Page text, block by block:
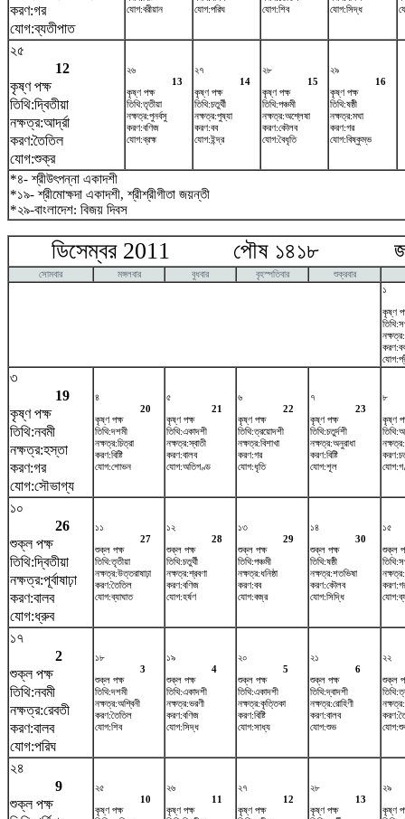
করণ:গর
যোগ:ব্যতীপাত
যোগ:বরীয়ান
যোগ:পরিঘ
যোগ:শিব
যোগ:সিদ্ধ
২৫
12
কৃষ্ণ পক্ষ
তিথি:দ্বিতীয়া
নক্ষত্র:আর্দ্রা
করণ:তৈতিল
যোগ:শুক্র
২৬
13
কৃষ্ণ পক্ষ
তিথি:তৃতীয়া
নক্ষত্র:পুনর্বসু
করণ:বণিজ
যোগ:ব্রহ্ম
২৭
14
কৃষ্ণ পক্ষ
তিথি:চতুর্থী
নক্ষত্র:পুষ্যা
করণ:বব
যোগ:ইন্দ্র
২৮
15
কৃষ্ণ পক্ষ
তিথি:পঞ্চমী
নক্ষত্র:অশ্লেষা
করণ:কৌলব
যোগ:বৈধৃতি
২৯
16
কৃষ্ণ পক্ষ
তিথি:ষষ্ঠী
নক্ষত্র:মঘা
করণ:গর
যোগ:বিষ্কুম্ভ
*৪- শ্রীউৎপন্না একাদশী
*১৯- শ্রীমোক্ষদা একাদশী, শ্রীশ্রীগীতা জয়ন্তী
*২৯-বাংলাদেশ: বিজয় দিবস
ডিসেম্বর 2011 পৌষ ১৪১৮
সোমবার মঙ্গলবার বুধবার বৃহস্পতিবার
শুক্রবার
১
কৃষ্ণ
করণ:বব
৩
19
কৃষ্ণ পক্ষ
তিথি:নবমী
নক্ষত্র:হস্তা
করণ:গর
যোগ:সৌভাগ্য
৪
20
কৃষ্ণ পক্ষ
তিথি:দশমী
নক্ষত্র:চিত্রা
করণ:বিষ্টি
যোগ:শোভন
৫
21
কৃষ্ণ পক্ষ
তিথি:একাদশী
নক্ষত্র:স্বাতী
করণ:বালব
যোগ:অতিগণ্ড
৬
22
কৃষ্ণ পক্ষ
তিথি:ত্রয়োদশী
নক্ষত্র:বিশাখা
করণ:গর
যোগ:ধৃতি
৭
23
কৃষ্ণ পক্ষ
তিথি:চতুর্দশী
নক্ষত্র:অনুরাধা
করণ:বিষ্টি
যোগ:শূল
৮
কৃষ্ণ
১০
26
শুক্ল পক্ষ
তিথি:দ্বিতীয়া
নক্ষত্র:পূর্বাষাঢ়া
করণ:বালব
যোগ:ধ্রুব
১১
27
শুক্ল পক্ষ
তিথি:তৃতীয়া
নক্ষত্র:উত্তরাষাঢ়া
করণ:তৈতিল
যোগ:ব্যাঘাত
১২
28
শুক্ল পক্ষ
তিথি:চতুর্থী
নক্ষত্র:শ্রবণা
করণ:বণিজ
যোগ:হর্ষণ
১৩
29
শুক্ল পক্ষ
তিথি:পঞ্চমী
নক্ষত্র:ধনিষ্ঠা
করণ:বব
যোগ:বজ্র
১৪
30
শুক্ল পক্ষ
তিথি:ষষ্ঠী
নক্ষত্র:শতভিষ‌া
করণ:কৌলব
যোগ:সিদ্ধি
১৫
শুক্ল
১৭
2
শুক্ল পক্ষ
তিথি:নবমী
নক্ষত্র:রেবতী
করণ:বালব
যোগ:পরিঘ
১৮
3
শুক্ল পক্ষ
তিথি:দশমী
নক্ষত্র:অশ্বিনী
করণ:তৈতিল
যোগ:শিব
১৯
4
শুক্ল পক্ষ
তিথি:একাদশী
নক্ষত্র:ভরণী
করণ:বণিজ
যোগ:সিদ্ধ
২০
5
শুক্ল পক্ষ
তিথি:একাদশী
নক্ষত্র:কৃত্তিকা
করণ:বিষ্টি
যোগ:সাধ্য
২১
6
শুক্ল পক্ষ
তিথি:দ্বাদশী
নক্ষত্র:রোহিণী
করণ:বালব
যোগ:শুভ
২২
শুক্ল
২৪
9
শুক্ল পক্ষ
২৫
10
কৃষ্ণ পক্ষ
২৬
11
কৃষ্ণ পক্ষ
২৭
12
কৃষ্ণ পক্ষ
২৮
13
কৃষ্ণ পক্ষ
২৯
কৃষ্ণ